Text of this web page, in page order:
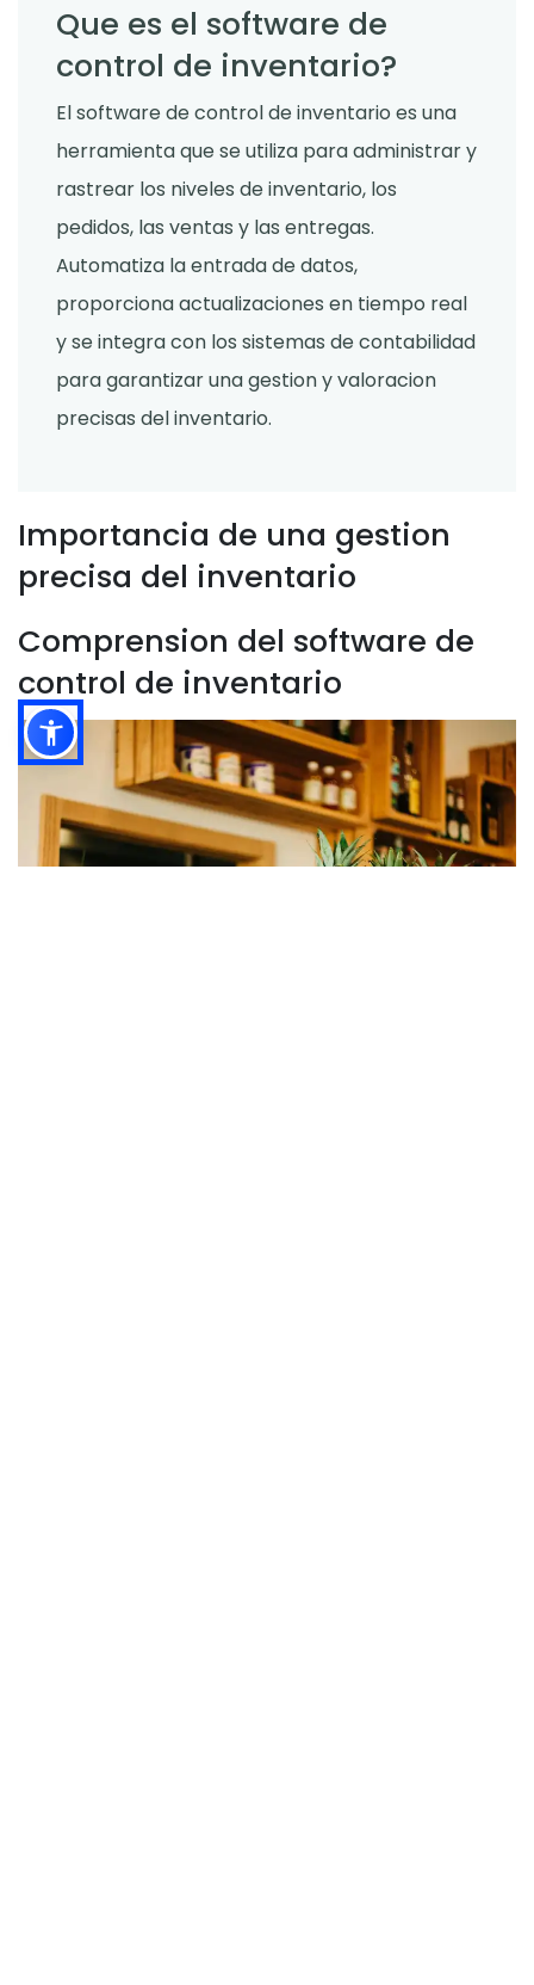
Que es el software de
control de inventario?
El software de control de inventario es una
herramienta que se utiliza para administrar y
rastrear los niveles de inventario, los
pedidos, las ventas y las entregas.
Automatiza la entrada de datos,
proporciona actualizaciones en tiempo real
y se integra con los sistemas de contabilidad
para garantizar una gestion y valoracion
precisas del inventario.
Importancia de una gestion
precisa del inventario
Comprension del software de
control de inventario